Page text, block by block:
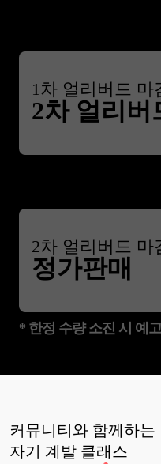
1 차 얼리버드 마
2차 얼리버
2차 얼리버드 마
정가판매
* 한정 수량 소진 시 예
커뮤니티와 함께하는
자기 계발 클래스